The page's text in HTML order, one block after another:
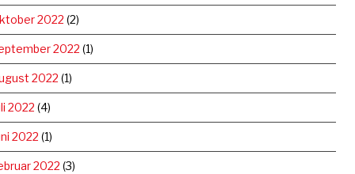
2022 (2)
2022 (1)
2022 (1)
2022 (4)
2022 (1)
2022 (3)